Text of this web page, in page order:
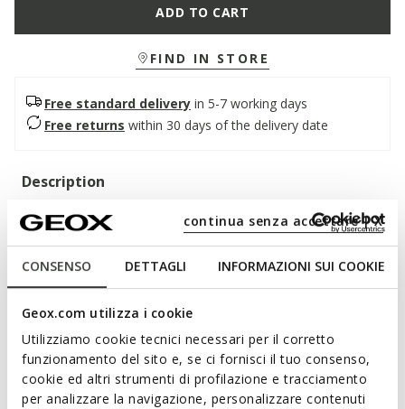
CONSENSO DETTAGLI INFORMAZIONI SUI COOKIE
Geox.com utilizza i cookie
Utilizziamo cookie tecnici necessari per il corretto
funzionamento del sito e, se ci fornisci il tuo consenso,
cookie ed altri strumenti di profilazione e tracciamento
per analizzare la navigazione, personalizzare contenuti
continua senza accettare | X
ADD TO CART
FIND IN STORE
Free standard delivery in 5-7 working days
Free returns within 30 days of the delivery date
Description
A women’s loafer with an understated yet sophisticated style,
the perfect companion for hectic days in the city. In this
silhouette, enhanced by handcrafted details. Comfortable and
breathable, Addisse adds a touch of effortless elegance to
everyday outfits.
ITEM CODE:D66AXB00022C6005
Read more
Features